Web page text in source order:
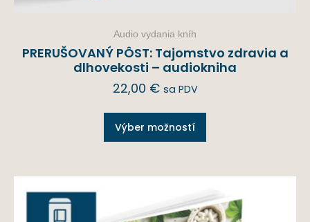
Audio vydania kníh
PRERUŠOVANÝ PÔST: Tajomstvo zdravia a
dlhovekosti – audiokniha
22,00 € sa PDV
Výber možností